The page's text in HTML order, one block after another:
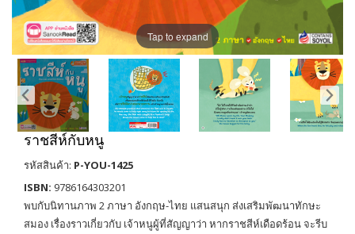
Tap to expand
ราชสีห์กับหนู
รหัสสินค้า: P-YOU-1425
ISBN: 9786164303201
พบกับนิทานภาพ 2 ภาษา อังกฤษ-ไทย แสนสนุก ส่งเสริมพัฒนาทักษะ
สมอง เรื่องราวเกี่ยวกับ เจ้าหนูผู้ที่สัญญาว่า หากราชสีห์เดือดร้อน จะรีบ